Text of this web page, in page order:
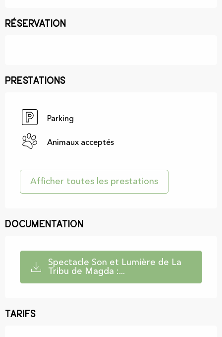
Réservation
Prestations
Parking
Animaux acceptés
Afficher toutes les prestations
Documentation
Spectacle Son et Lumière de La
Tribu de Magda :...
Tarifs